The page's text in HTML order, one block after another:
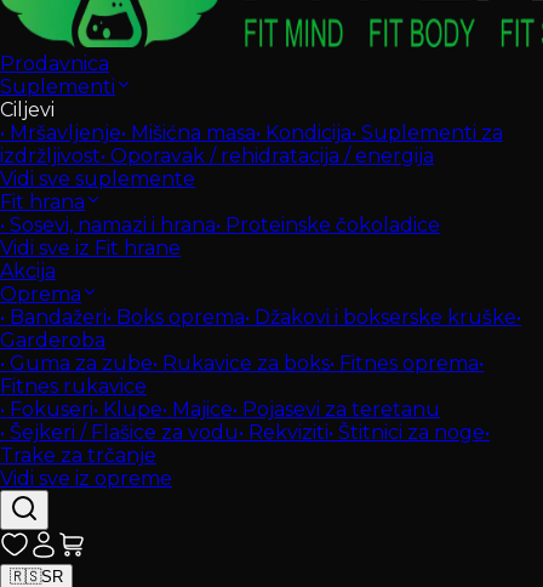
Prodavnica
Suplementi
Ciljevi
• Mršavljenje• Mišićna masa• Kondicija• Suplementi za
izdržljivost• Oporavak / rehidratacija / energija
Vidi sve suplemente
Fit hrana
• Sosevi, namazi i hrana• Proteinske čokoladice
Vidi sve iz Fit hrane
Akcija
Oprema
• Bandažeri• Boks oprema• Džakovi i bokserske kruške•
Garderoba
• Guma za zube• Rukavice za boks• Fitnes oprema•
Fitnes rukavice
• Fokuseri• Klupe• Majice• Pojasevi za teretanu
• Šejkeri / Flašice za vodu• Rekviziti• Štitnici za noge•
Trake za trčanje
Vidi sve iz opreme
🇷🇸SR